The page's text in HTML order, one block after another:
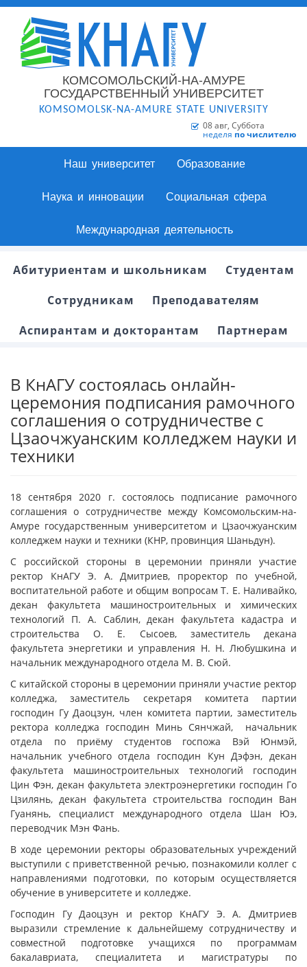
КОМСОМОЛЬСКИЙ-НА-АМУРЕ
ГОСУДАРСТВЕННЫЙ УНИВЕРСИТЕТ
KOMSOMOLSK-NA-AMURE STATE UNIVERSITY
08 авг, Суббота
неделя по числителю
Наш университет Образование
Наука и инновации Социальная сфера
Международная деятельность
Абитуриентам и школьникам
Студентам
Сотрудникам
Преподавателям
Аспирантам и докторантам
Партнерам
В КнАГУ состоялась онлайн-
церемония подписания рамочного
соглашения о сотрудничестве с
Цзаочжуанским колледжем науки и
техники
18 сентября 2020 г. состоялось подписание рамочного
соглашения о сотрудничестве между Комсомольским-на-
Амуре государственным университетом и Цзаочжуанским
колледжем науки и техники (КНР, провинция Шаньдун).
С российской стороны в церемонии приняли участие
ректор КнАГУ Э. А. Дмитриев, проректор по учебной,
воспитательной работе и общим вопросам Т. Е. Наливайко,
декан факультета машиностроительных и химических
технологий П. А. Саблин, декан факультета кадастра и
строительства О. Е. Сысоев, заместитель декана
факультета энергетики и управления Н. Н. Любушкина и
начальник международного отдела М. В. Сюй.
С китайской стороны в церемонии приняли участие ректор
колледжа, заместитель секретаря комитета партии
господин Гу Даоцзун, член комитета партии, заместитель
ректора колледжа господин Минь Сянчжай, начальник
отдела по приёму студентов госпожа Вэй Юнмэй,
начальник учебного отдела господин Кун Дэфэн, декан
факультета машиностроительных технологий господин
Цин Фэн, декан факультета электроэнергетики господин Го
Цзилянь, декан факультета строительства господин Ван
Гуанянь, специалист международного отдела Шан Юэ,
переводчик Мэн Фань.
В ходе церемонии ректоры образовательных учреждений
выступили с приветственной речью, познакомили коллег с
направлениями подготовки, по которым осуществляется
обучение в университете и колледже.
Господин Гу Даоцзун и ректор КнАГУ Э. А. Дмитриев
выразили стремление к дальнейшему сотрудничеству и
совместной подготовке учащихся по программам
бакалавриата, специалитета и магистратуры по